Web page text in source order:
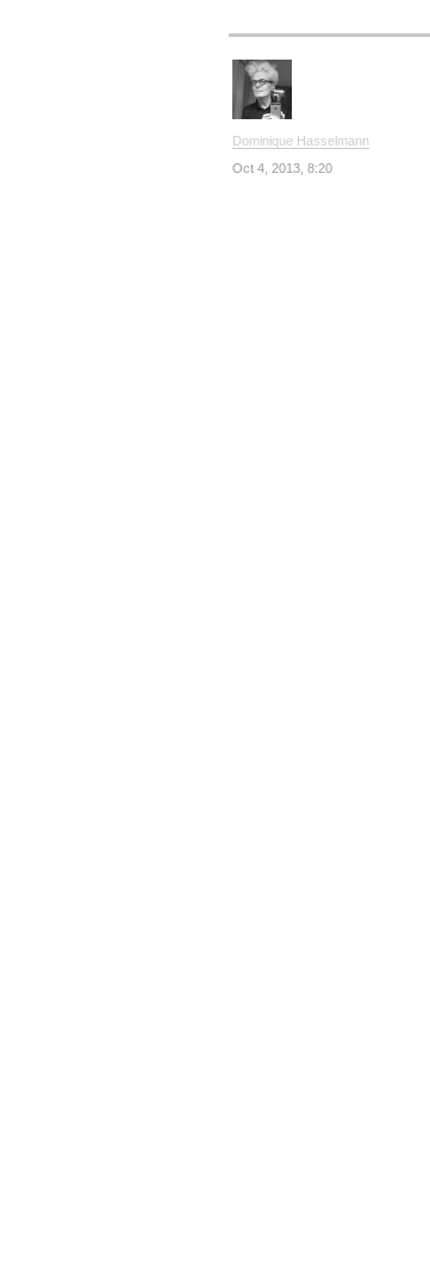
Dominique Hasselmann
Oct 4, 2013, 8:20